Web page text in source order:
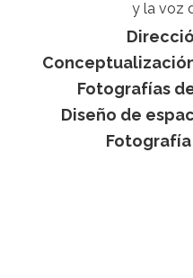
y la voz
Fotografías
Diseño de